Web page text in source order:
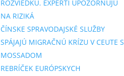
ROZVIEDKU. EXPERTI UPOZORŇUJÚ
NA RIZIKÁ
ČÍNSKE SPRAVODAJSKÉ SLUŽBY
SPÁJAJÚ MIGRAČNÚ KRÍZU V CEUTE S
MOSSADOM
REBRÍČEK EURÓPSKYCH